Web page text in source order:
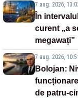
7 aug. 2026,
În
curent „a
megawați”
7 aug. 2026, 10:51
Bolojan:
de patru-